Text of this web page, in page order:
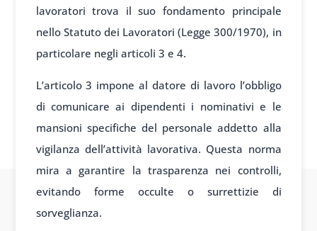
lavoratori trova il suo fondamento principale
nello Statuto dei Lavoratori (Legge 300/1970), in
particolare negli articoli 3 e 4.
L’articolo 3 impone al datore di lavoro l’obbligo
di comunicare ai dipendenti i nominativi e le
mansioni specifiche del personale addetto alla
vigilanza dell’attività lavorativa. Questa norma
mira a garantire la trasparenza nei controlli,
evitando forme occulte o surrettizie di
sorveglianza.